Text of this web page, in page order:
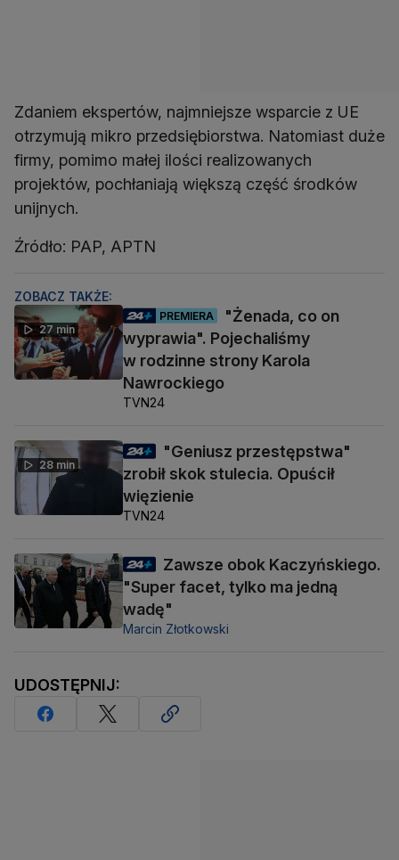
Zdaniem ekspertów, najmniejsze wsparcie z UE
otrzymują mikro przedsiębiorstwa. Natomiast duże
firmy, pomimo małej ilości realizowanych
projektów, pochłaniają większą część środków
unijnych.
Źródło: PAP, APTN
ZOBACZ TAKŻE:
27 min
PREMIERA
"Żenada, co on
wyprawia". Pojechaliśmy
w rodzinne strony Karola
Nawrockiego
TVN24
28 min
"Geniusz przestępstwa"
zrobił skok stulecia. Opuścił
więzienie
TVN24
Zawsze obok Kaczyńskiego.
"Super facet, tylko ma jedną
wadę"
Marcin Złotkowski
UDOSTĘPNIJ: